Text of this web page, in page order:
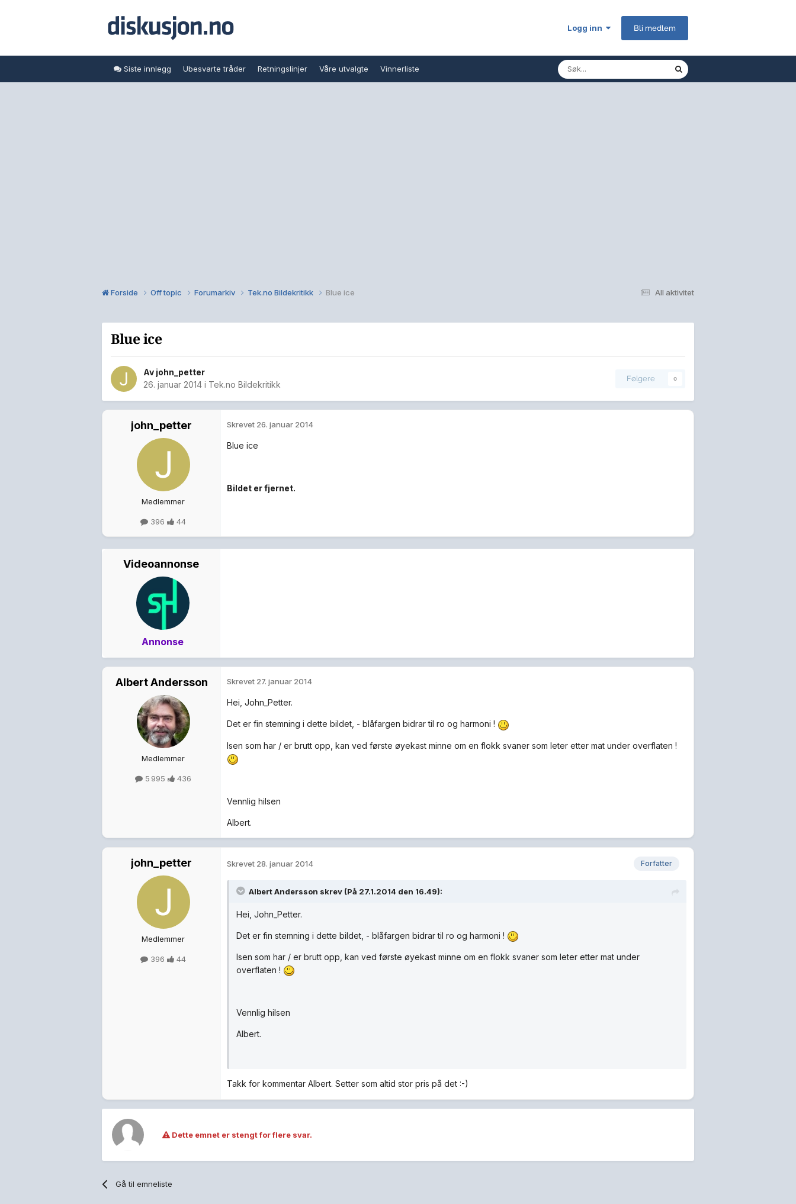
Logg inn Bli medlem
Siste innlegg Ubesvarte tråder Retningslinjer Våre utvalgte Vinnerliste
All aktivitet
Forside Off topic Forumarkiv Tek.no Bildekritikk Blue ice
Blue ice
Av john_petter
26. januar 2014 i Tek.no Bildekritikk
Følgere 0
john_petter
Medlemmer
396 44
Skrevet 26. januar 2014
Blue ice
Bildet er fjernet.
Videoannonse
Annonse
Albert Andersson
Medlemmer
5 995 436
Skrevet 27. januar 2014
Hei, John_Petter.
Det er fin stemning i dette bildet, - blåfargen bidrar til ro og harmoni !
Isen som har / er brutt opp, kan ved første øyekast minne om en flokk svaner som leter etter mat under overflaten !
Vennlig hilsen
Albert.
john_petter
Medlemmer
396 44
Forfatter
Skrevet 28. januar 2014
Albert Andersson skrev (På 27.1.2014 den 16.49):
Hei, John_Petter.
Det er fin stemning i dette bildet, - blåfargen bidrar til ro og harmoni !
Isen som har / er brutt opp, kan ved første øyekast minne om en flokk svaner som leter etter mat under
overflaten !
Vennlig hilsen
Albert.
Takk for kommentar Albert. Setter som altid stor pris på det :-)
Dette emnet er stengt for flere svar.
Gå til emneliste